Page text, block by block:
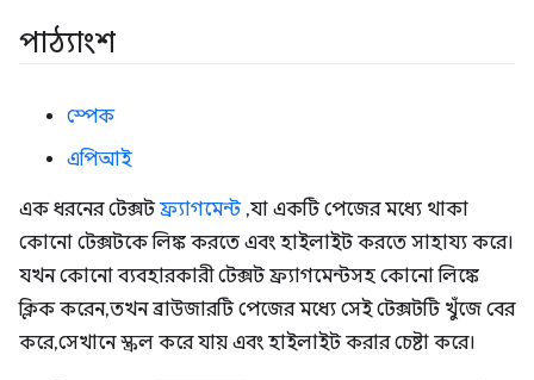
পাঠ্যাংশ
স্পেক
এপিআই
এক ধরনের টেক্সটফ্র্যাগমেন্ট, যা একটি পেজের মধ্যে থাকা
কোনো টেক্সটকে লিঙ্ক করতে এবং হাইলাইট করতে সাহায্য করে।
যখন কোনো ব্যবহারকারী টেক্সট ফ্র্যাগমেন্টসহ কোনো লিঙ্কে
ক্লিক করেন, তখন ব্রাউজারটি পেজের মধ্যে সেই টেক্সটটি খুঁজে বের
করে, সেখানে স্ক্রল করে যায় এবং হাইলাইট করার চেষ্টা করে।